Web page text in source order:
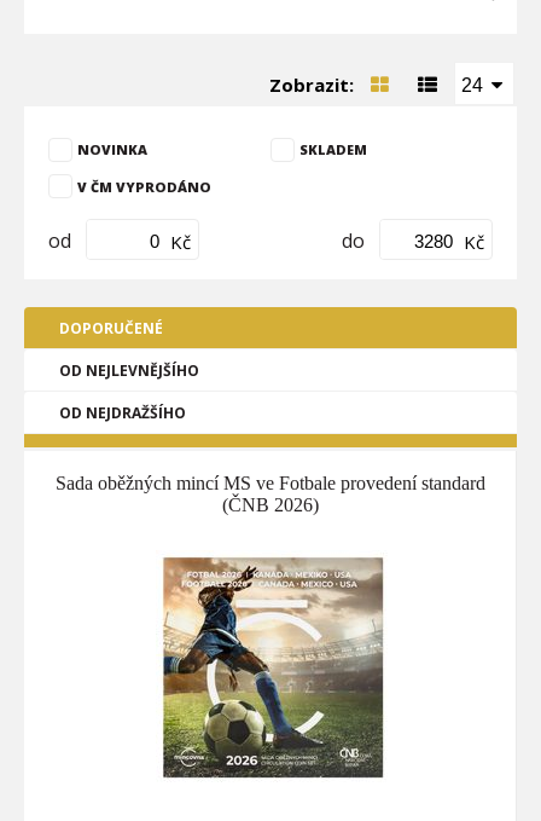
Zobrazit: 24
NOVINKA SKLADEM
V ČM VYPRODÁNO
od Kč do Kč
DOPORUČENÉ
OD NEJLEVNĚJŠÍHO
OD NEJDRAŽŠÍHO
Sada oběžných mincí MS ve Fotbale provedení standard
(ČNB 2026)